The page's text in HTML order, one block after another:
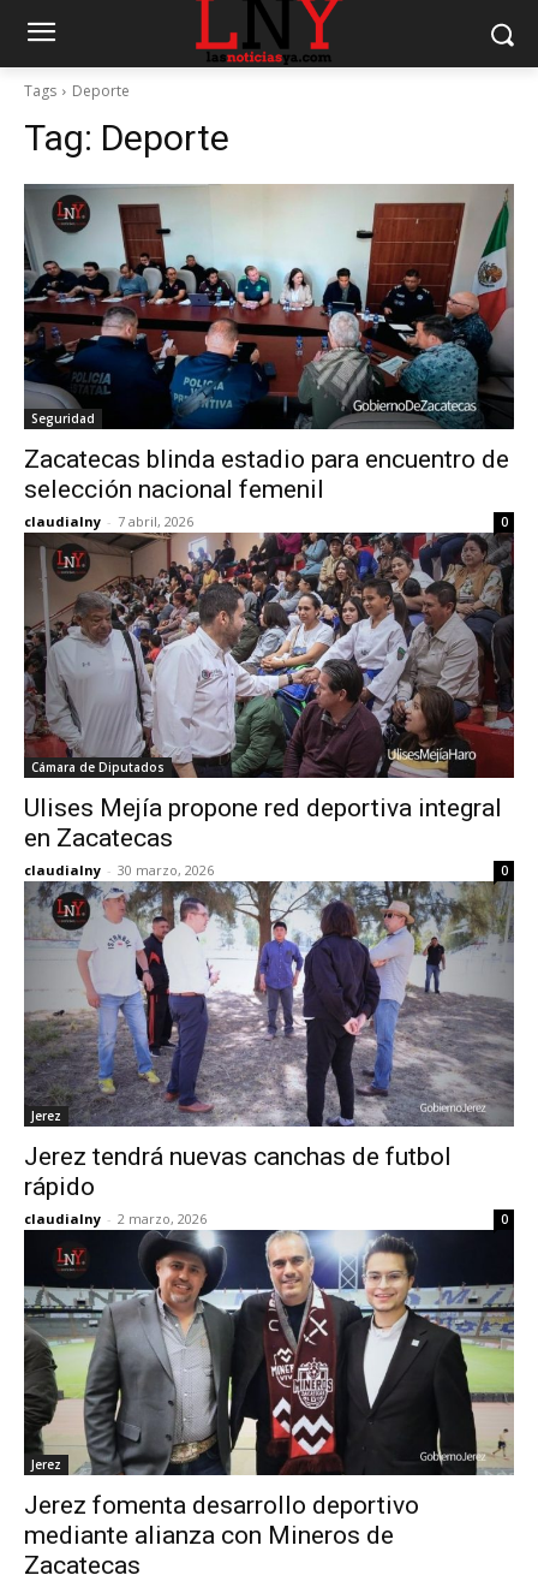
Tags Deporte
Tag: Deporte
Seguridad
Zacatecas blinda estadio para encuentro de
selección nacional femenil
claudialny - 7 abril, 2026 0
Cámara de Diputados
Ulises Mejía propone red deportiva integral
en Zacatecas
claudialny - 30 marzo, 2026 0
Jerez
Jerez tendrá nuevas canchas de futbol
rápido
claudialny - 2 marzo, 2026 0
Jerez
Jerez fomenta desarrollo deportivo
mediante alianza con Mineros de
Zacatecas